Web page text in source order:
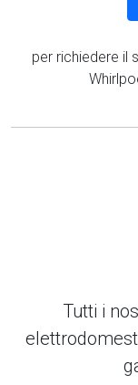
per richiedere il
Tutti i